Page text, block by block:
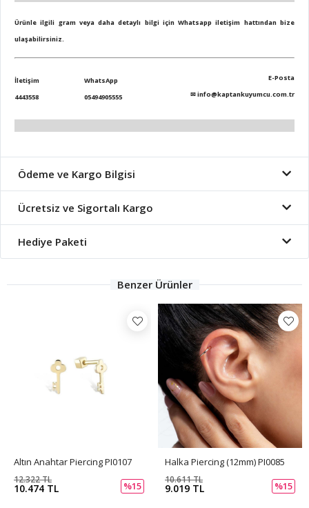
Ürünle ilgili gram veya daha detaylı bilgi için Whatsapp iletişim hattından bize
ulaşabilirsiniz.
İletişim
4443558
WhatsApp
05494905555
E-Posta
✉info@kaptankuyumcu.com.tr
Ödeme ve Kargo Bilgisi
Ücretsiz ve Sigortalı Kargo
Hediye Paketi
Benzer Ürünler
Altın Anahtar Piercing PI0107
10.474 TL
12.322 TL
%15
Halka Piercing (12mm) PI0085
9.019 TL
10.611 TL
%15